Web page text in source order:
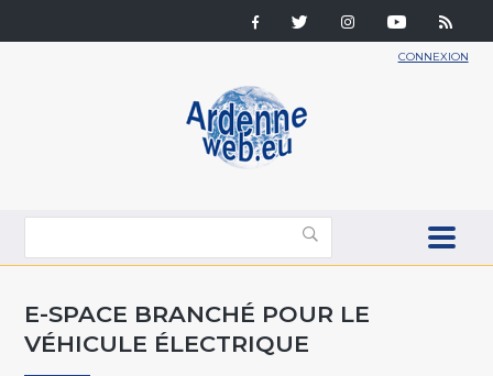
CONNEXION
E-SPACE BRANCHÉ POUR LE
VÉHICULE ÉLECTRIQUE